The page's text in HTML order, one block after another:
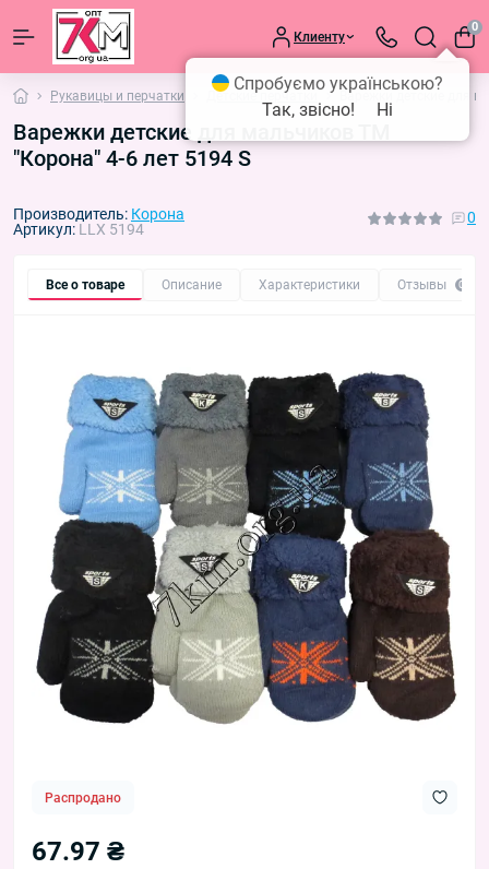
Клиенту
0
Рукавицы и перчатки Детские перчатки Варежки детские для
Варежки детские для мальчиков ТМ
"Корона" 4-6 лет 5194 S
Производитель: Корона
Артикул: LLX 5194
0
Все о товаре Описание Характеристики Отзывы 0
Распродано
67.97 ₴
Спробуємо українською?
Так, звісно!
Ні